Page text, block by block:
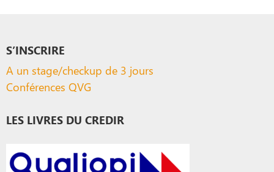
S’INSCRIRE
A un stage/checkup de 3 jours
Conférences QVG
LES LIVRES DU CREDIR